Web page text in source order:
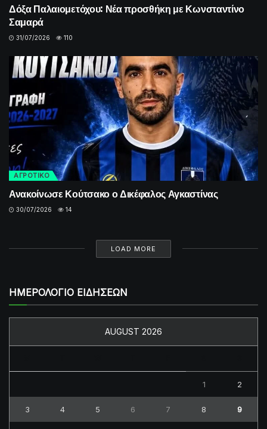
Δόξα Παλαιομετόχου: Νέα προσθήκη με Κωνσταντίνο
Σαμαρά
31/07/2026 110
ΑΓΡΟΤΙΚΟ
Ανακοίνωσε Κούτσακο ο Δικέφαλος Αγκαστίνας
30/07/2026 14
LOAD MORE
ΗΜΕΡΟΛΟΓΙΟ ΕΙΔΗΣΕΩΝ
AUGUST 2026
1 2
3 4 5 6 7 8 9